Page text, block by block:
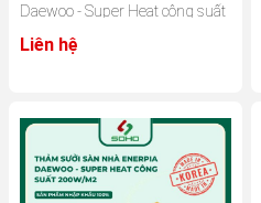
Daewoo - Super Heat công suất
200W/m2
Liên hệ